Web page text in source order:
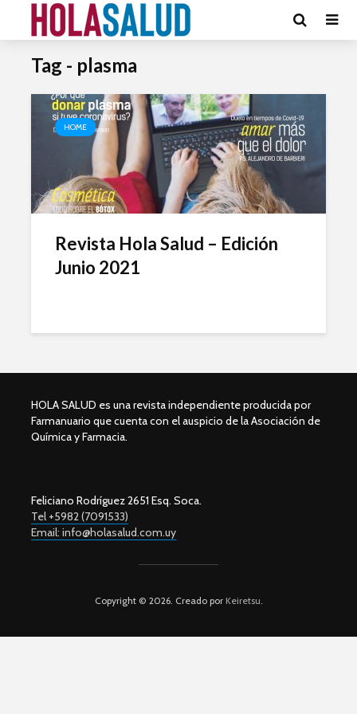
Tag - plasma
HOME
Revista Hola Salud – Edición
Junio 2021
HOLA SALUD es una revista independiente producida por
Farmanuario que cuenta con el auspicio de la Asociación de
Química y Farmacia.
Feliciano Rodríguez 2651 Esq. Soca.
Tel +5982 (7091533)
Email: info@holasalud.com.uy
Copyright © 2026. Creado porKeiretsu.